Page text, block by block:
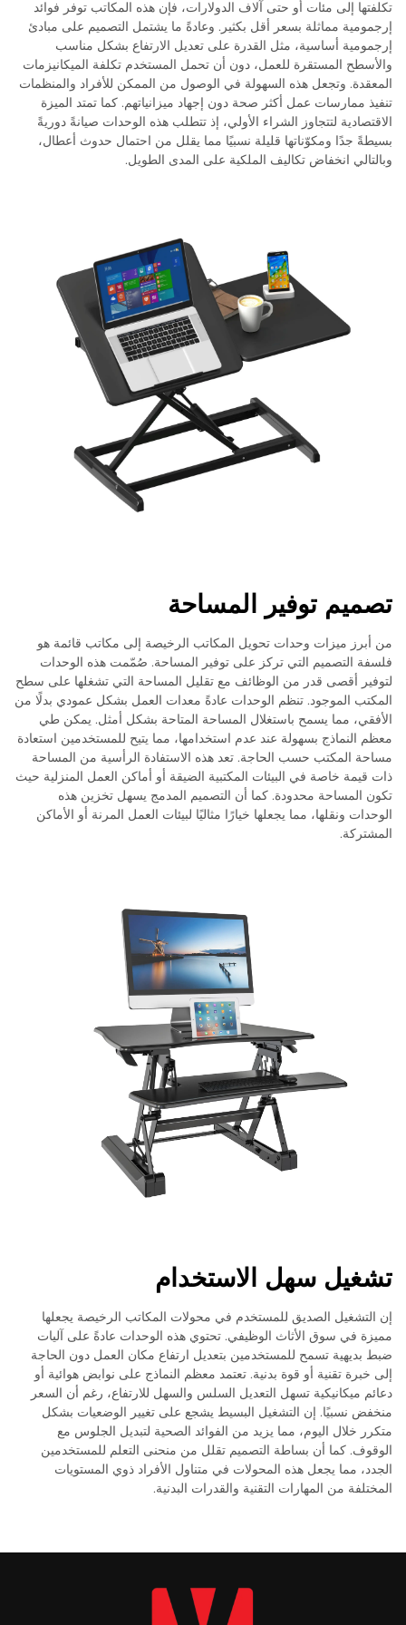
تكلفتها إلى مئات أو حتى آلاف الدولارات، فإن هذه المكاتب توفر فوائد
إرجمومية مماثلة بسعر أقل بكثير. وعادةً ما يشتمل التصميم على مبادئ
إرجمومية أساسية، مثل القدرة على تعديل الارتفاع بشكل مناسب
والأسطح المستقرة للعمل، دون أن تحمل المستخدم تكلفة الميكانيزمات
المعقدة. وتجعل هذه السهولة في الوصول من الممكن للأفراد والمنظمات
تنفيذ ممارسات عمل أكثر صحة دون إجهاد ميزانياتهم. كما تمتد الميزة
الاقتصادية لتتجاوز الشراء الأولي، إذ تتطلب هذه الوحدات صيانةً دوريةً
بسيطةً جدًا ومكوّناتها قليلة نسبيًا مما يقلل من احتمال حدوث أعطال،
وبالتالي انخفاض تكاليف الملكية على المدى الطويل.
تصميم توفير المساحة
من أبرز ميزات وحدات تحويل المكاتب الرخيصة إلى مكاتب قائمة هو
فلسفة التصميم التي تركز على توفير المساحة. صُمّمت هذه الوحدات
لتوفير أقصى قدر من الوظائف مع تقليل المساحة التي تشغلها على سطح
المكتب الموجود. تنظم الوحدات عادةً معدات العمل بشكل عمودي بدلًا من
الأفقي، مما يسمح باستغلال المساحة المتاحة بشكل أمثل. يمكن طي
معظم النماذج بسهولة عند عدم استخدامها، مما يتيح للمستخدمين استعادة
مساحة المكتب حسب الحاجة. تعد هذه الاستفادة الرأسية من المساحة
ذات قيمة خاصة في البيئات المكتبية الضيقة أو أماكن العمل المنزلية حيث
تكون المساحة محدودة. كما أن التصميم المدمج يسهل تخزين هذه
الوحدات ونقلها، مما يجعلها خيارًا مثاليًا لبيئات العمل المرنة أو الأماكن
المشتركة.
تشغيل سهل الاستخدام
إن التشغيل الصديق للمستخدم في محولات المكاتب الرخيصة يجعلها
مميزة في سوق الأثاث الوظيفي. تحتوي هذه الوحدات عادةً على آليات
ضبط بديهية تسمح للمستخدمين بتعديل ارتفاع مكان العمل دون الحاجة
إلى خبرة تقنية أو قوة بدنية. تعتمد معظم النماذج على نوابض هوائية أو
دعائم ميكانيكية تسهل التعديل السلس والسهل للارتفاع، رغم أن السعر
منخفض نسبيًا. إن التشغيل البسيط يشجع على تغيير الوضعيات بشكل
متكرر خلال اليوم، مما يزيد من الفوائد الصحية لتبديل الجلوس مع
الوقوف. كما أن بساطة التصميم تقلل من منحنى التعلم للمستخدمين
الجدد، مما يجعل هذه المحولات في متناول الأفراد ذوي المستويات
المختلفة من المهارات التقنية والقدرات البدنية.